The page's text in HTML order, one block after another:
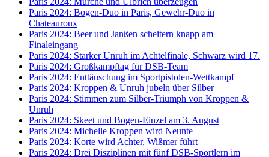
Paris 2024: Bogen-Duo in Paris, Gewehr-Duo in
Chateauroux
Paris 2024: Beer und Janßen scheitern knapp am
Finaleingang
Paris 2024: Starker Unruh im Achtelfinale, Schwarz wird 17.
Paris 2024: Großkampftag für DSB-Team
Paris 2024: Enttäuschung im Sportpistolen-Wettkampf
Paris 2024: Kroppen & Unruh jubeln über Silber
Paris 2024: Stimmen zum Silber-Triumph von Kroppen &
Unruh
Paris 2024: Skeet und Bogen-Einzel am 3. August
Paris 2024: Michelle Kroppen wird Neunte
Paris 2024: Korte wird Achter, Wißmer führt
Paris 2024: Drei Disziplinen mit fünf DSB-Sportlern im